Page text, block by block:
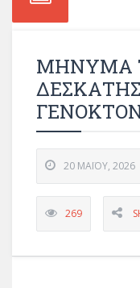
ΜΗΝΥΜΑ
20 ΜΑΪ́ΟΥ, 2026
269